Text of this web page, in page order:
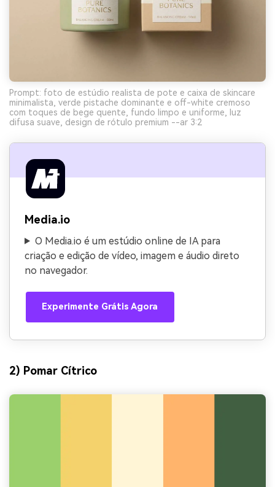
Prompt: foto de estúdio realista de pote e caixa de skincare
minimalista, verde pistache dominante e off-white cremoso
com toques de bege quente, fundo limpo e uniforme, luz
difusa suave, design de rótulo premium --ar 3:2
Media.io
O Media.io é um estúdio online de IA para
criação e edição de vídeo, imagem e áudio direto
no navegador.
Experimente Grátis Agora
2) Pomar Cítrico